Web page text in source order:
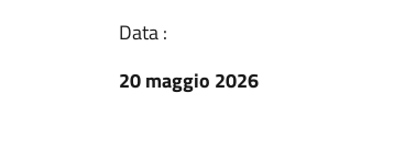
Data :
20 maggio 2026